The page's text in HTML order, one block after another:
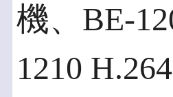
機、BE-
1210